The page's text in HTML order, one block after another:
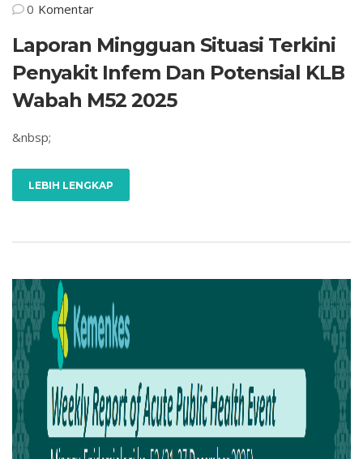
0 Komentar
Laporan Mingguan Situasi Terkini
Penyakit Infem Dan Potensial KLB
Wabah M52 2025
&nbsp;
LEBIH LENGKAP